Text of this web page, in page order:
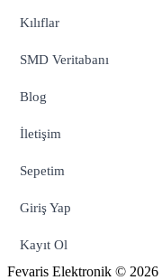
Kılıflar
SMD Veritabanı
Blog
İletişim
Sepetim
Giriş Yap
Kayıt Ol
Fevaris Elektronik © 2026